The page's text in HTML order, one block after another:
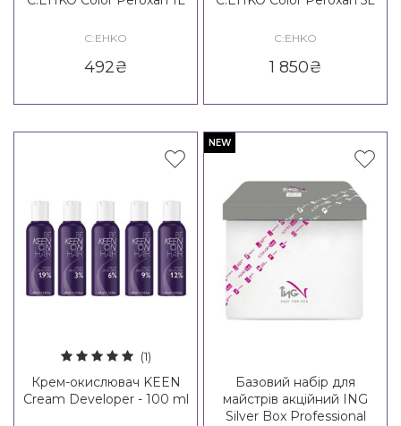
C:EHKO
492₴
C:EHKO
1 850₴
(1)
Крем-окислювач KEEN
Cream Developer - 100 ml
NEW
Базовий набір для
майстрів акційний ING
Silver Box Professional